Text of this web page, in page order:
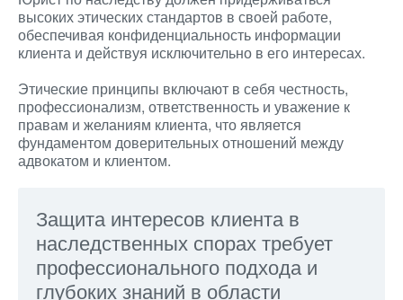
высоких этических стандартов в своей работе,
обеспечивая конфиденциальность информации
клиента и действуя исключительно в его интересах.
Этические принципы включают в себя честность,
профессионализм, ответственность и уважение к
правам и желаниям клиента, что является
фундаментом доверительных отношений между
адвокатом и клиентом.
Защита интересов клиента в
наследственных спорах требует
профессионального подхода и
глубоких знаний в области